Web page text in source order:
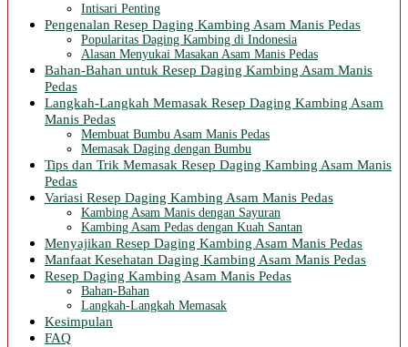
Intisari Penting
Pengenalan Resep Daging Kambing Asam Manis Pedas
Popularitas Daging Kambing di Indonesia
Alasan Menyukai Masakan Asam Manis Pedas
Bahan-Bahan untuk Resep Daging Kambing Asam Manis
Pedas
Langkah-Langkah Memasak Resep Daging Kambing Asam
Manis Pedas
Membuat Bumbu Asam Manis Pedas
Memasak Daging dengan Bumbu
Tips dan Trik Memasak Resep Daging Kambing Asam Manis
Pedas
Variasi Resep Daging Kambing Asam Manis Pedas
Kambing Asam Manis dengan Sayuran
Kambing Asam Pedas dengan Kuah Santan
Menyajikan Resep Daging Kambing Asam Manis Pedas
Manfaat Kesehatan Daging Kambing Asam Manis Pedas
Resep Daging Kambing Asam Manis Pedas
Bahan-Bahan
Langkah-Langkah Memasak
Kesimpulan
FAQ